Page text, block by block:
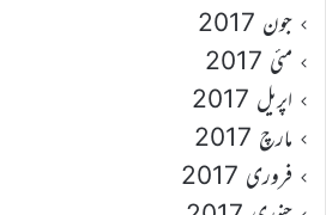
جون 2017
مئی 2017
اپریل 2017
مارچ 2017
فروری 2017